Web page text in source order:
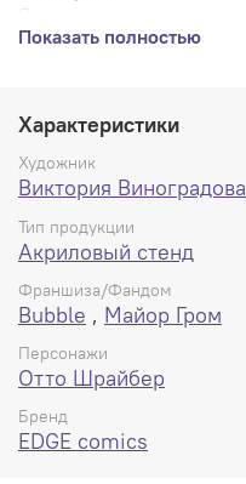
выглядит КРУТО.
Показать полностью
Характеристики
Художник
Виктория Виноградова
Тип продукции
Акриловый стенд
Франшиза/Фандом
Bubble , Майор Гром
Персонажи
Отто Шрайбер
Бренд
EDGE comics